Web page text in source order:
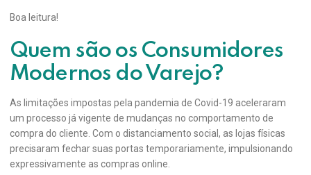
Boa leitura!
Quem são os Consumidores
Modernos do Varejo?
As limitações impostas pela pandemia de Covid-19 aceleraram
um processo já vigente de mudanças no comportamento de
compra do cliente. Com o distanciamento social, as lojas físicas
precisaram fechar suas portas temporariamente, impulsionando
expressivamente as compras online.